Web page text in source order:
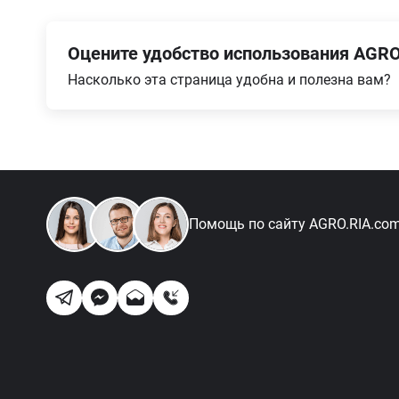
Оцените удобство использования
Насколько эта страница удобна и полезна вам?
Помощь по сайту